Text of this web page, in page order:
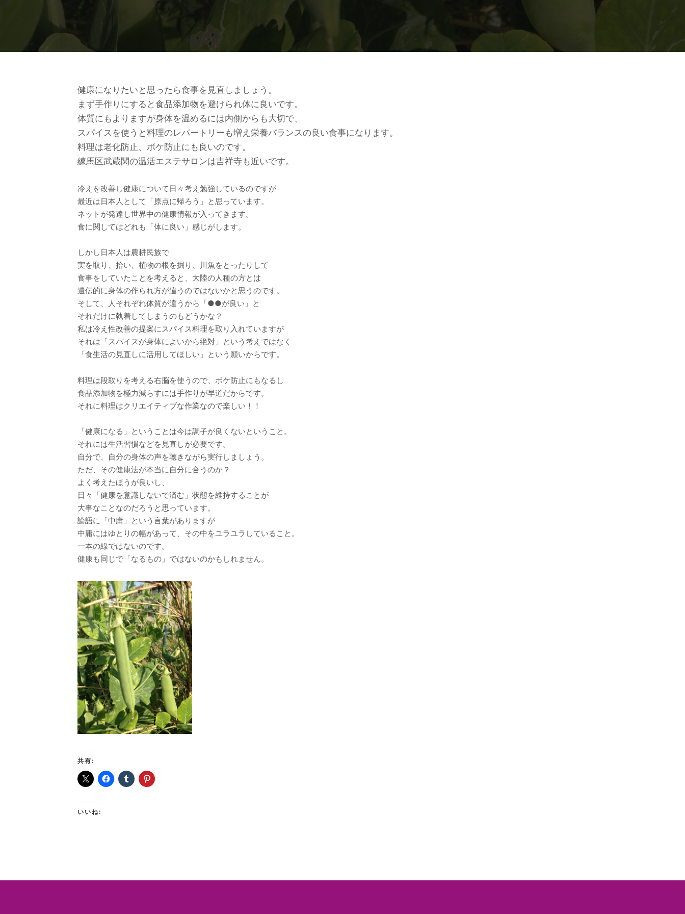
健康になりたいと思ったら食事を見直しましょう。
まず手作りにすると食品添加物を避けられ体に良いです。
体質にもよりますが身体を温めるには内側からも大切で、
スパイスを使うと料理のレパートリーも増え栄養バランスの良い食事になります。
料理は老化防止、ボケ防止にも良いのです。
練馬区武蔵関の温活エステサロンは吉祥寺も近いです。
冷えを改善し健康について日々考え勉強しているのですが
最近は日本人として「原点に帰ろう」と思っています。
ネットが発達し世界中の健康情報が入ってきます。
食に関してはどれも「体に良い」感じがします。
しかし日本人は農耕民族で
実を取り、拾い、植物の根を掘り、川魚をとったりして
食事をしていたことを考えると、大陸の人種の方とは
遺伝的に身体の作られ方が違うのではないかと思うのです。
そして、人それぞれ体質が違うから「●●が良い」と
それだけに執着してしまうのもどうかな？
私は冷え性改善の提案にスパイス料理を取り入れていますが
それは「スパイスが身体によいから絶対」という考えではなく
「食生活の見直しに活用してほしい」という願いからです。
料理は段取りを考える右脳を使うので、ボケ防止にもなるし
食品添加物を極力減らすには手作りが早道だからです。
それに料理はクリエイティブな作業なので楽しい！！
「健康になる」ということは今は調子が良くないということ。
それには生活習慣などを見直しが必要です。
自分で、自分の身体の声を聴きながら実行しましょう。
ただ、その健康法が本当に自分に合うのか？
よく考えたほうが良いし、
日々「健康を意識しないで済む」状態を維持することが
大事なことなのだろうと思っています。
論語に「中庸」という言葉がありますが
中庸にはゆとりの幅があって、その中をユラユラしていること。
一本の線ではないのです。
健康も同じで「なるもの」ではないのかもしれません。
共有:
いいね: